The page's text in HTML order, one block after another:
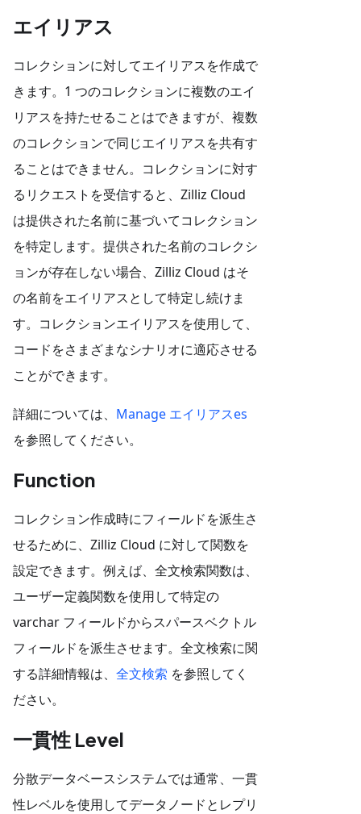
エイリアス
コレクションに対してエイリアスを作成で
きます。1 つのコレクションに複数のエイ
リアスを持たせることはできますが、複数
のコレクションで同じエイリアスを共有す
ることはできません。コレクションに対す
るリクエストを受信すると、Zilliz Cloud
は提供された名前に基づいてコレクション
を特定します。提供された名前のコレクシ
ョンが存在しない場合、Zilliz Cloud はそ
の名前をエイリアスとして特定し続けま
す。コレクションエイリアスを使用して、
コードをさまざまなシナリオに適応させる
ことができます。
詳細については、 Manage エイリアスes
を参照してください。
Function
コレクション作成時にフィールドを派生さ
せるために、Zilliz Cloud に対して関数を
設定できます。例えば、全文検索関数は、
ユーザー定義関数を使用して特定の
varchar フィールドからスパースベクトル
フィールドを派生させます。全文検索に関
する詳細情報は、 全文検索 を参照してく
ださい。
一貫性 Level
分散データベースシステムでは通常、一貫
性レベルを使用してデータノードとレプリ